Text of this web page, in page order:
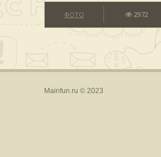
ФОТО 2972
Mainfun.ru © 2023